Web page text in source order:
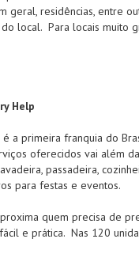
geral, residências, entre
local. Para locais muito
Help
é a primeira franquia do
oferecidos vai além
passadeira,
para festas e eventos.
quem precisa de
e prática. Nas 120